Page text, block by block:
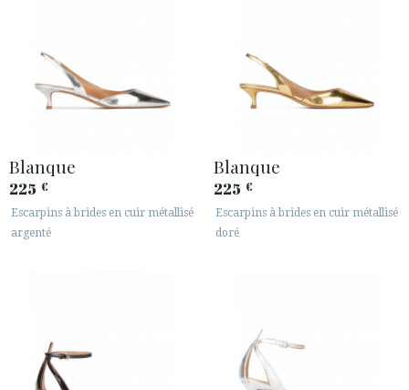
Blanque
225 €
Escarpins à brides en cuir métallisé
argenté
Blanque
225 €
Escarpins à brides en cuir métallisé
doré